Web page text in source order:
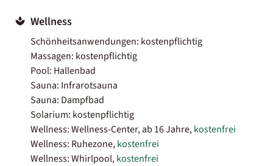
Wellness
Schönheitsanwendungen: kostenpflichtig
Massagen: kostenpflichtig
Pool: Hallenbad
Sauna: Infrarotsauna
Sauna: Dampfbad
Solarium: kostenpflichtig
Wellness: Wellness-Center, ab 16 Jahre,kostenfrei
Wellness: Ruhezone,kostenfrei
Wellness: Whirlpool,kostenfrei